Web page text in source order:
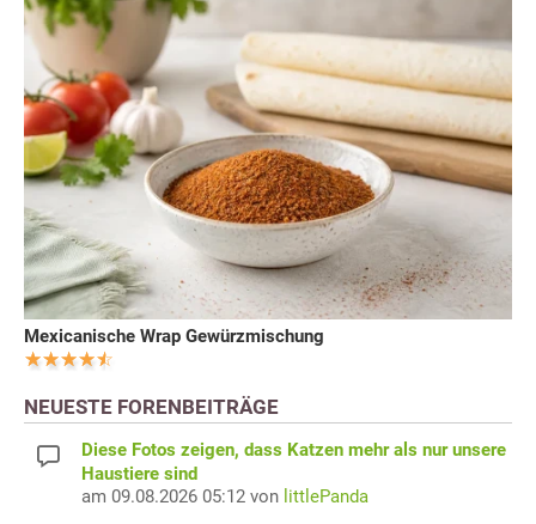
Mexicanische Wrap Gewürzmischung
NEUESTE FORENBEITRÄGE
Diese Fotos zeigen, dass Katzen mehr als nur unsere
Haustiere sind
am 09.08.2026 05:12 von littlePanda